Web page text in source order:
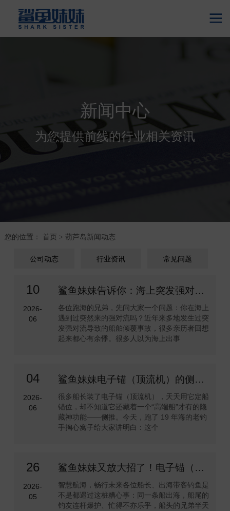

新闻中心
为您提供前线的行业相关资讯
您的位置： 首页 > 葫芦岛新闻动态
公司动态 行业资讯 常见问题
10
2026-
06
鲨鱼妹妹告诉你：海上突发强对流，记住这3步能救命
各位跑海的兄弟，先问大家一个问题：你在海上
遇到过突然来的强对流吗？近年来多地发生过突
发强对流导致的船舶倾覆事故，很多亲历者回想
起来都心有余悸。很多人以为海上出事
04
2026-
06
鲨鱼妹妹电子锚（顶流机）的侧推有什么用？
很多船长装了电子锚（顶流机），天天用它定船
锚位，却不知道它还藏着一个“高端船”才有的隐
藏神功能——侧推。今天，跑了 19 年海的老钓
手掏心窝子给大家讲明白：这个
26
2026-
05
鲨鱼妹妹又放大招了！电子锚（顶流机）定点蠕动功能保姆级教程来啦！
智慧航海，畅行未来各位船长、出海带客钓鱼是
不是都遇过这桩糟心事：同一条船出海，船尾的
钓友连杆爆护、忙得不亦乐乎，船头的兄弟半天